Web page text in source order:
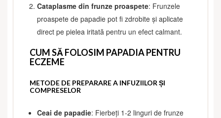
Cataplasme din frunze proaspete: Frunzele
proaspete de papadie pot fi zdrobite și aplicate
direct pe pielea iritată pentru un efect calmant.
CUM SĂ FOLOSIM PAPADIA PENTRU
ECZEME
METODE DE PREPARARE A INFUZIILOR ȘI
COMPRESELOR
Ceai de papadie: Fierbeți 1-2 linguri de frunze